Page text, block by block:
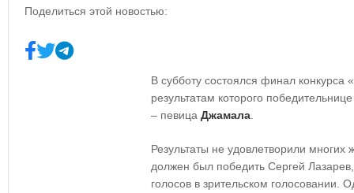
Поделиться этой новостью:
В субботу состоялся финал конкурса «
результатам которого
– певица Джамала
Результаты не удовлетворили
должен был победить Сергей
голосов в зрительском голосовании.